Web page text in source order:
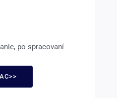
po spracovaní